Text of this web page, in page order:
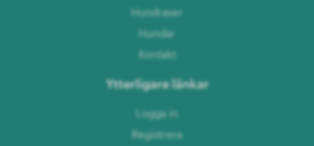
Hundraser
Hundar
Kontakt
Ytterligare länkar
Logga in
Registrera